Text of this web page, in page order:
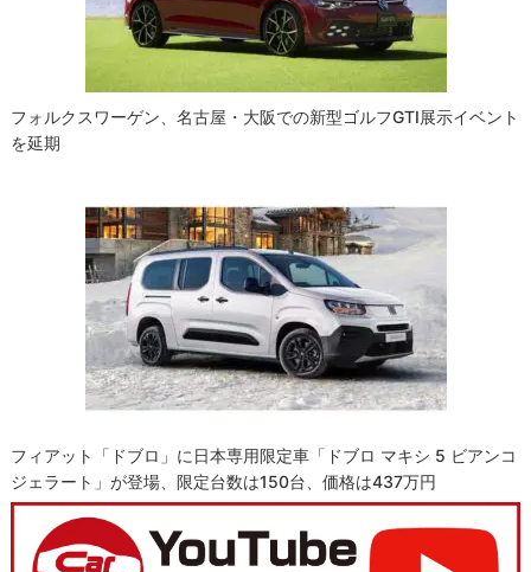
フォルクスワーゲン、名古屋・大阪での新型ゴルフGTI展示イベント
を延期
フィアット「ドブロ」に日本専用限定車「ドブロ マキシ 5 ビアンコ
ジェラート」が登場、限定台数は150台、価格は437万円